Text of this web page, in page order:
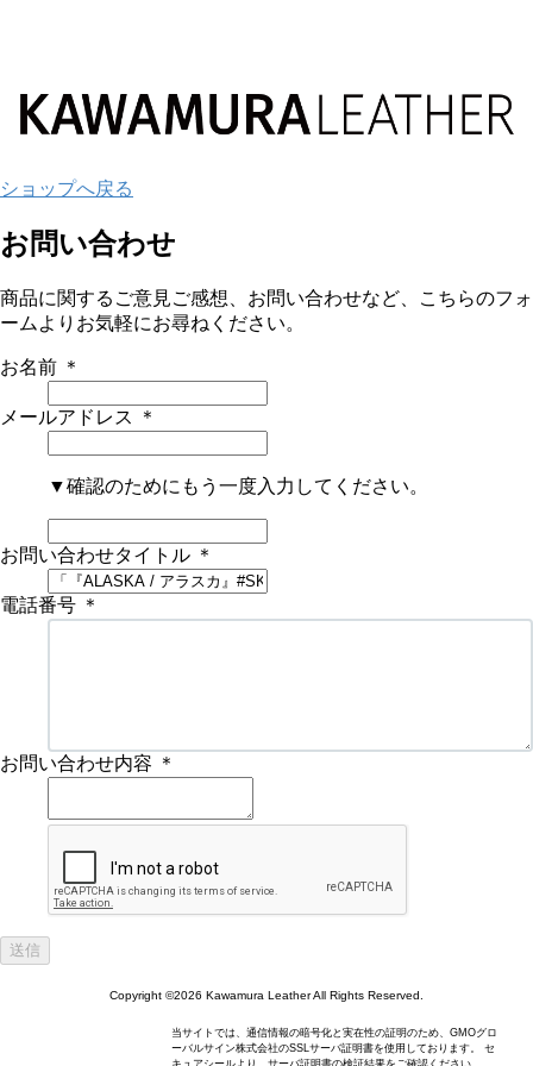
ショップへ戻る
お問い合わせ
商品に関するご意見ご感想、お問い合わせなど、こちらのフォ
ームよりお気軽にお尋ねください。
お名前 ＊
メールアドレス ＊
▼確認のためにもう一度入力してください。
お問い合わせタイトル ＊
電話番号 ＊
お問い合わせ内容 ＊
Copyright ©2026 Kawamura Leather All Rights Reserved.
当サイトでは、通信情報の暗号化と実在性の証明のため、GMOグロ
ーバルサイン株式会社のSSLサーバ証明書を使用しております。 セ